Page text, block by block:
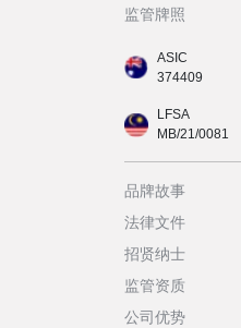
监管牌照
ASIC
374409
LFSA
MB/21/0081
品牌故事
法律文件
招贤纳士
监管资质
公司优势